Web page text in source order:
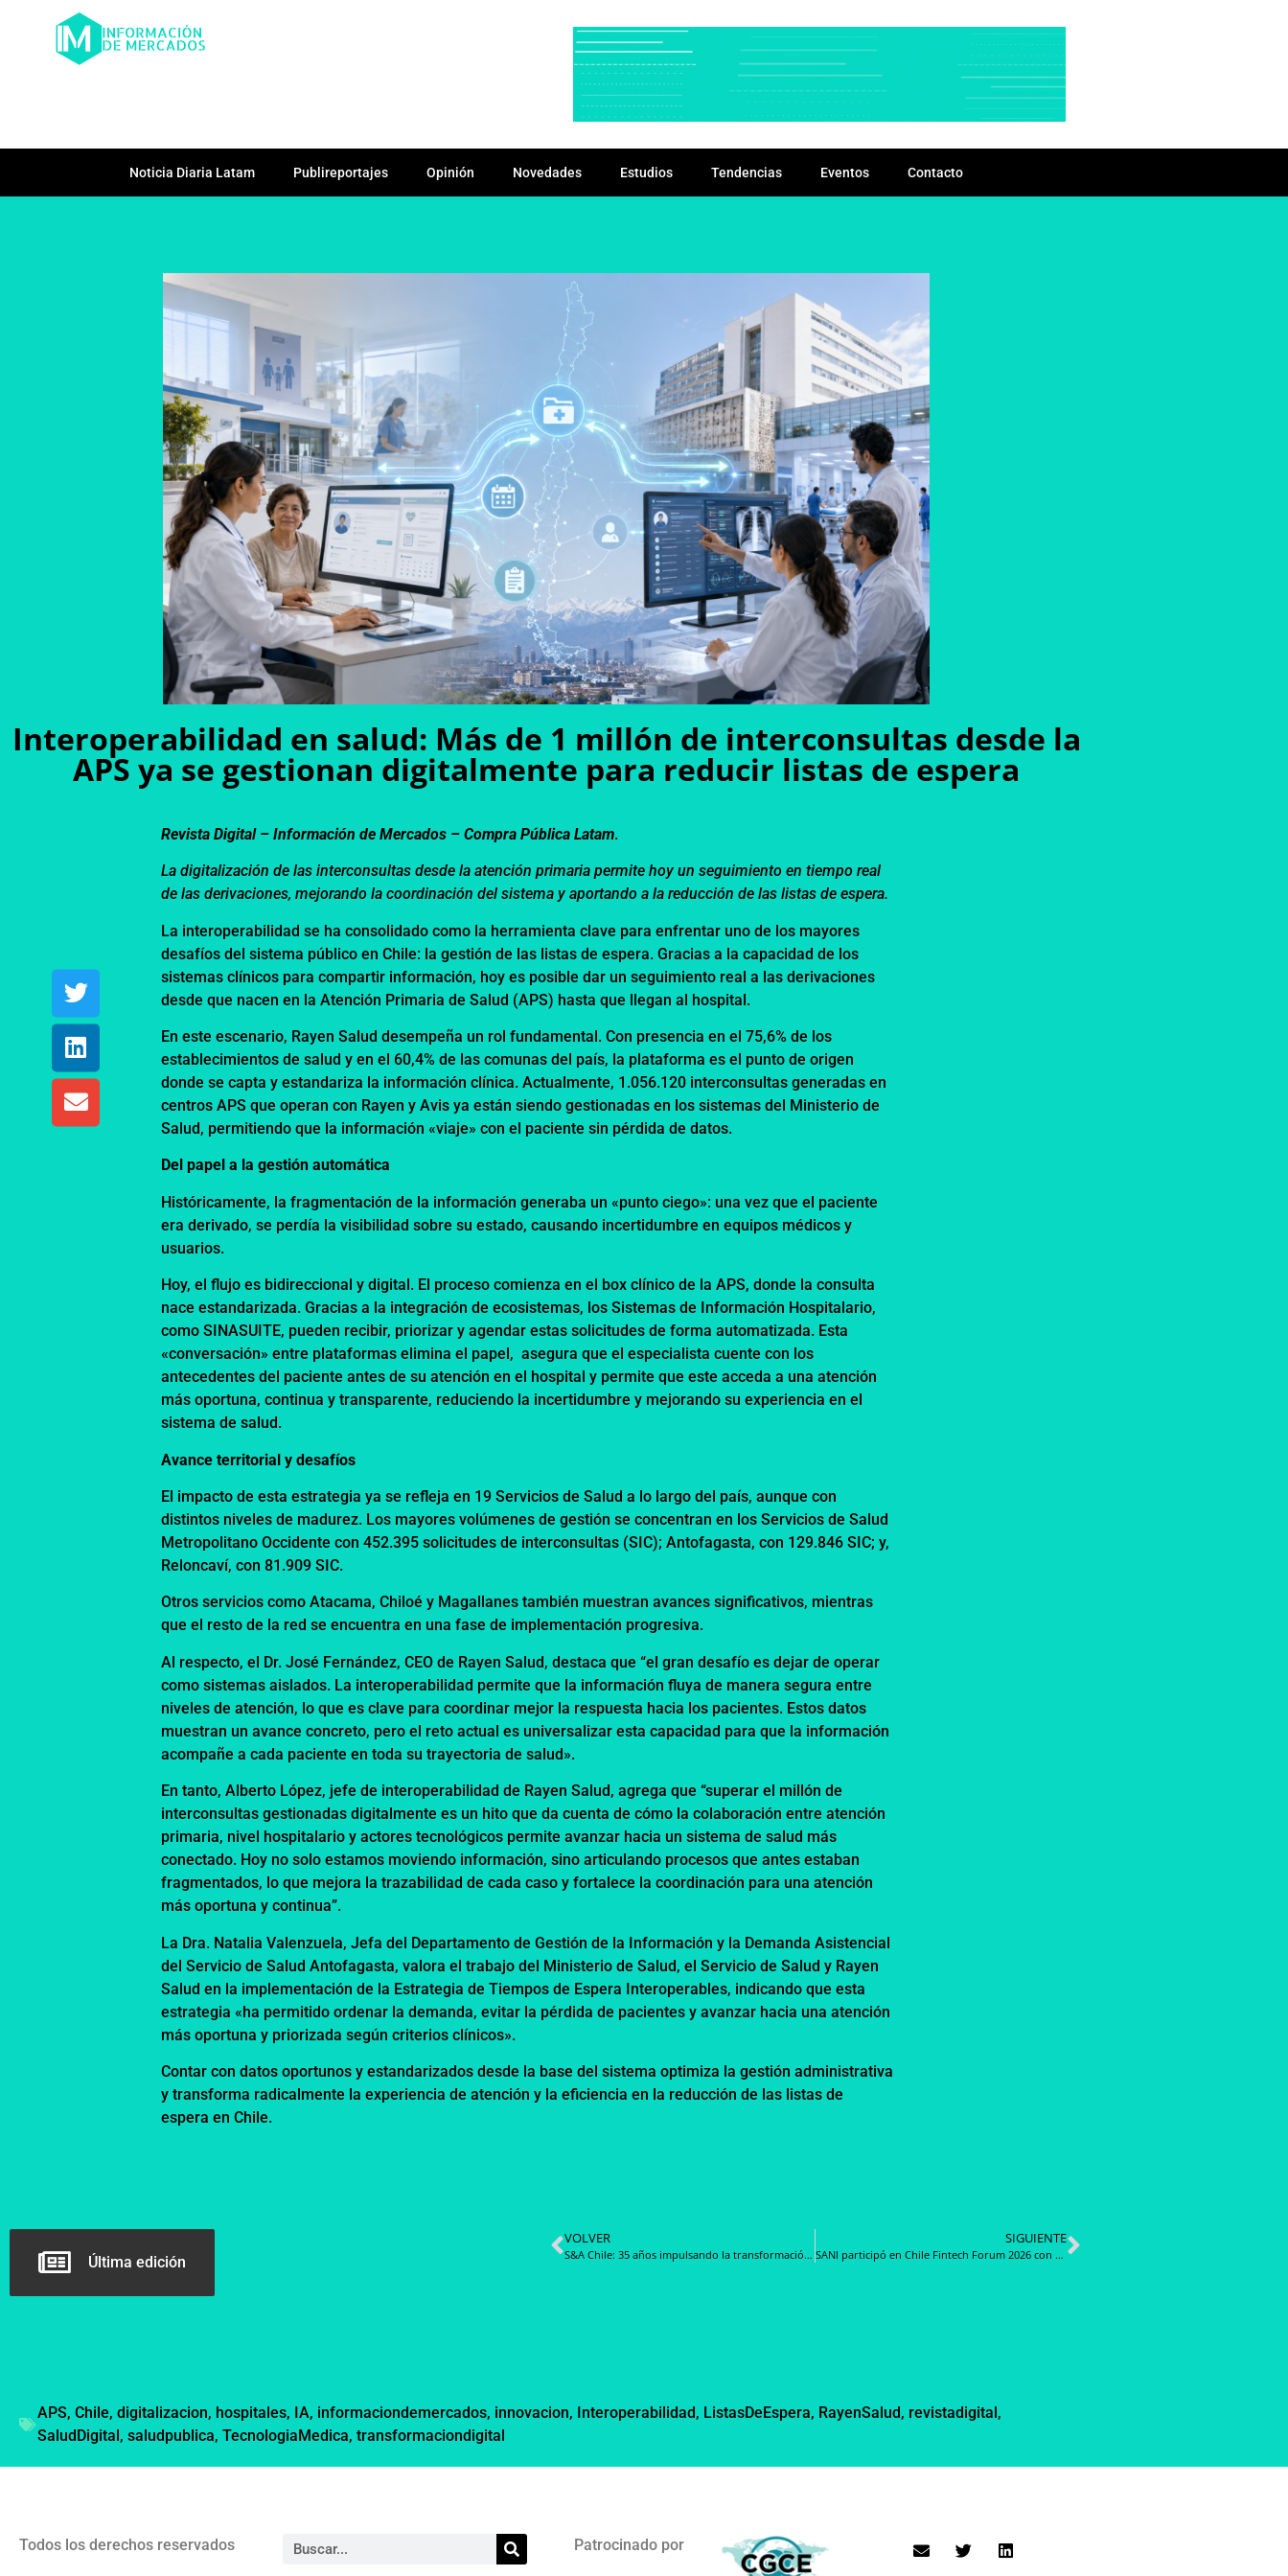
Noticia Diaria Latam Publireportajes Opinión Novedades Estudios Tendencias Eventos Contacto
Interoperabilidad en salud: Más de 1 millón de interconsultas desde la
APS ya se gestionan digitalmente para reducir listas de espera
Revista Digital – Información de Mercados –Compra Pública Latam.
La digitalización de las interconsultas desde la atención primaria permite hoy un seguimiento en tiempo real
de las derivaciones, mejorando la coordinación del sistema y aportando a la reducción de las listas de espera.
La interoperabilidad se ha consolidado como la herramienta clave para enfrentar uno de los mayores
desafíos del sistema público en Chile: la gestión de las listas de espera. Gracias a la capacidad de los
sistemas clínicos para compartir información, hoy es posible dar un seguimiento real a las derivaciones
desde que nacen en la Atención Primaria de Salud (APS) hasta que llegan al hospital.
En este escenario, Rayen Salud desempeña un rol fundamental. Con presencia en el 75,6% de los
establecimientos de salud y en el 60,4% de las comunas del país, la plataforma es el punto de origen
donde se capta y estandariza la información clínica. Actualmente, 1.056.120 interconsultas generadas en
centros APS que operan con Rayen y Avis ya están siendo gestionadas en los sistemas del Ministerio de
Salud, permitiendo que la información «viaje» con el paciente sin pérdida de datos.
Del papel a la gestión automática
Históricamente, la fragmentación de la información generaba un «punto ciego»: una vez que el paciente
era derivado, se perdía la visibilidad sobre su estado, causando incertidumbre en equipos médicos y
usuarios.
Hoy, el flujo es bidireccional y digital. El proceso comienza en el box clínico de la APS, donde la consulta
nace estandarizada. Gracias a la integración de ecosistemas, los Sistemas de Información Hospitalario,
como SINASUITE, pueden recibir, priorizar y agendar estas solicitudes de forma automatizada. Esta
«conversación» entre plataformas elimina el papel, asegura que el especialista cuente con los
antecedentes del paciente antes de su atención en el hospital y permite que este acceda a una atención
más oportuna, continua y transparente, reduciendo la incertidumbre y mejorando su experiencia en el
sistema de salud.
Avance territorial y desafíos
El impacto de esta estrategia ya se refleja en 19 Servicios de Salud a lo largo del país, aunque con
distintos niveles de madurez. Los mayores volúmenes de gestión se concentran en los Servicios de Salud
Metropolitano Occidente con 452.395 solicitudes de interconsultas (SIC); Antofagasta, con 129.846 SIC; y,
Reloncaví, con 81.909 SIC.
Otros servicios como Atacama, Chiloé y Magallanes también muestran avances significativos, mientras
que el resto de la red se encuentra en una fase de implementación progresiva.
Al respecto, el Dr. José Fernández, CEO de Rayen Salud, destaca que “el gran desafío es dejar de operar
como sistemas aislados. La interoperabilidad permite que la información fluya de manera segura entre
niveles de atención, lo que es clave para coordinar mejor la respuesta hacia los pacientes. Estos datos
muestran un avance concreto, pero el reto actual es universalizar esta capacidad para que la información
acompañe a cada paciente en toda su trayectoria de salud».
En tanto, Alberto López, jefe de interoperabilidad de Rayen Salud, agrega que “superar el millón de
interconsultas gestionadas digitalmente es un hito que da cuenta de cómo la colaboración entre atención
primaria, nivel hospitalario y actores tecnológicos permite avanzar hacia un sistema de salud más
conectado. Hoy no solo estamos moviendo información, sino articulando procesos que antes estaban
fragmentados, lo que mejora la trazabilidad de cada caso y fortalece la coordinación para una atención
más oportuna y continua”.
La Dra. Natalia Valenzuela, Jefa del Departamento de Gestión de la Información y la Demanda Asistencial
del Servicio de Salud Antofagasta, valora el trabajo del Ministerio de Salud, el Servicio de Salud y Rayen
Salud en la implementación de la Estrategia de Tiempos de Espera Interoperables, indicando que esta
estrategia «ha permitido ordenar la demanda, evitar la pérdida de pacientes y avanzar hacia una atención
más oportuna y priorizada según criterios clínicos».
Contar con datos oportunos y estandarizados desde la base del sistema optimiza la gestión administrativa
y transforma radicalmente la experiencia de atención y la eficiencia en la reducción de las listas de
espera en Chile.
Última edición
VOLVER
S&A Chile: 35 años impulsando la transformación digital en Chile
SIGUIENTE
SANI participó en Chile Fintech Forum 2026 con foco en la evolución digital del sector financiero
APS, Chile, digitalizacion, hospitales, IA, informaciondemercados, innovacion, Interoperabilidad, ListasDeEspera, RayenSalud, revistadigital ,
SaludDigital , saludpublica, TecnologiaMedica, transformaciondigital
Todos los derechos reservados Patrocinado por